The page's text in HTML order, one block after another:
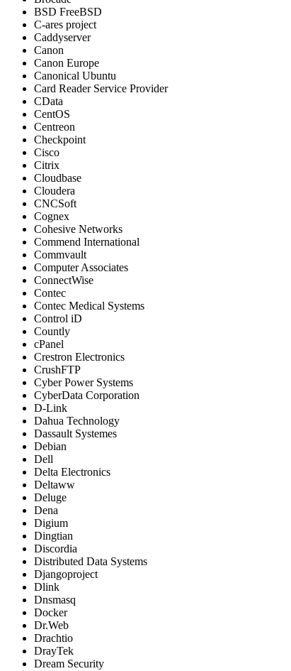
BSD FreeBSD
C-ares project
Caddyserver
Canon
Canon Europe
Canonical Ubuntu
Card Reader Service Provider
CData
CentOS
Centreon
Checkpoint
Cisco
Citrix
Cloudbase
Cloudera
CNCSoft
Cognex
Cohesive Networks
Commend International
Commvault
Computer Associates
ConnectWise
Contec
Contec Medical Systems
Control iD
Countly
cPanel
Crestron Electronics
CrushFTP
Cyber Power Systems
CyberData Corporation
D-Link
Dahua Technology
Dassault Systemes
Debian
Dell
Delta Electronics
Deltaww
Deluge
Dena
Digium
Dingtian
Discordia
Distributed Data Systems
Djangoproject
Dlink
Dnsmasq
Docker
Dr.Web
Drachtio
DrayTek
Dream Security